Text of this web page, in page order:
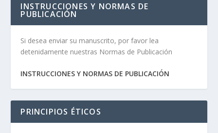
INSTRUCCIONES Y NORMAS DE
PUBLICACIÓN
Si desea enviar su manuscrito, por favor lea
detenidamente nuestras Normas de Publicación
INSTRUCCIONES Y NORMAS DE PUBLICACIÓN
PRINCIPIOS ÉTICOS